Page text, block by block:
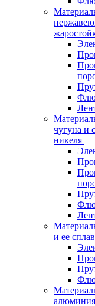
чугуна и
никеля
и ее
алюминия